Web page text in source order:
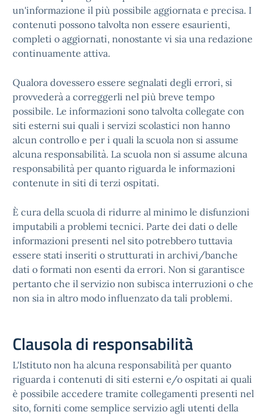
un'informazione il più possibile aggiornata e precisa. I
contenuti possono talvolta non essere esaurienti,
completi o aggiornati, nonostante vi sia una redazione
continuamente attiva.
Qualora dovessero essere segnalati degli errori, si
provvederà a correggerli nel più breve tempo
possibile. Le informazioni sono talvolta collegate con
siti esterni sui quali i servizi scolastici non hanno
alcun controllo e per i quali la scuola non si assume
alcuna responsabilità. La scuola non si assume alcuna
responsabilità per quanto riguarda le informazioni
contenute in siti di terzi ospitati.
È cura della scuola di ridurre al minimo le disfunzioni
imputabili a problemi tecnici. Parte dei dati o delle
informazioni presenti nel sito potrebbero tuttavia
essere stati inseriti o strutturati in archivi/banche
dati o formati non esenti da errori. Non si garantisce
pertanto che il servizio non subisca interruzioni o che
non sia in altro modo influenzato da tali problemi.
Clausola di responsabilità
L'Istituto non ha alcuna responsabilità per quanto
riguarda i contenuti di siti esterni e/o ospitati ai quali
è possibile accedere tramite collegamenti presenti nel
sito, forniti come semplice servizio agli utenti della